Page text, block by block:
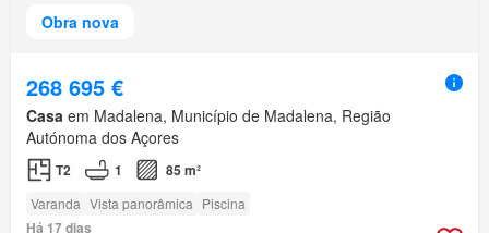
Obra nova
268 695 €
Casa em Madalena, Município de Madalena, Região
Autónoma dos Açores
T2 1 85 m²
Varanda Vista panorâmica Piscina
Há 17 dias